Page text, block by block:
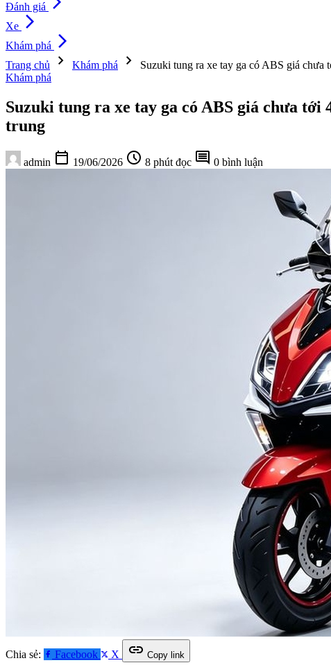
Đánh giá
Xe arrow_forward_ios
Khám phá arrow_forward_ios
Trang chủ chevron_right Khám phá chevron_right
Suzuki tung ra xe tay ga có ABS giá chưa
Khám phá
Suzuki tung ra xe tay ga có ABS giá chưa
trung
admin calendar_today 19/06/2026 schedule 8 phút đọc comment 0 bình luận
Chia sẻ: Facebook X link Copy link